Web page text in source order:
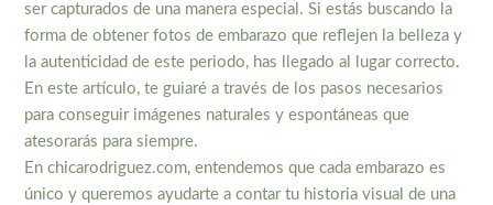
ser capturados de una manera especial. Si estás buscando la
forma de obtener fotos de embarazo que reflejen la belleza y
la autenticidad de este periodo, has llegado al lugar correcto.
En este artículo, te guiaré a través de los pasos necesarios
para conseguir imágenes naturales y espontáneas que
atesorarás para siempre.
En chicarodriguez.com, entendemos que cada embarazo es
único y queremos ayudarte a contar tu historia visual de una